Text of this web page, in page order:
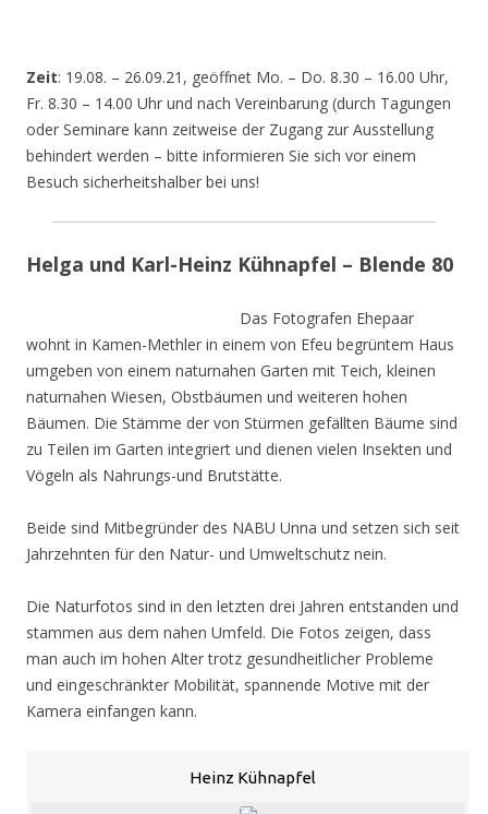
Zeit: 19.08. – 26.09.21, geöffnet Mo. – Do. 8.30 – 16.00 Uhr,
Fr. 8.30 – 14.00 Uhr und nach Vereinbarung (durch Tagungen
oder Seminare kann zeitweise der Zugang zur Ausstellung
behindert werden – bitte informieren Sie sich vor einem
Besuch sicherheitshalber bei uns!
Helga und Karl-Heinz Kühnapfel – Blende 80
Das Fotografen Ehepaar
wohnt in Kamen-Methler in einem von Efeu begrüntem Haus
umgeben von einem naturnahen Garten mit Teich, kleinen
naturnahen Wiesen, Obstbäumen und weiteren hohen
Bäumen. Die Stämme der von Stürmen gefällten Bäume sind
zu Teilen im Garten integriert und dienen vielen Insekten und
Vögeln als Nahrungs-und Brutstätte.
Beide sind Mitbegründer des NABU Unna und setzen sich seit
Jahrzehnten für den Natur- und Umweltschutz nein.
Die Naturfotos sind in den letzten drei Jahren entstanden und
stammen aus dem nahen Umfeld. Die Fotos zeigen, dass
man auch im hohen Alter trotz gesundheitlicher Probleme
und eingeschränkter Mobilität, spannende Motive mit der
Kamera einfangen kann.
Heinz Kühnapfel